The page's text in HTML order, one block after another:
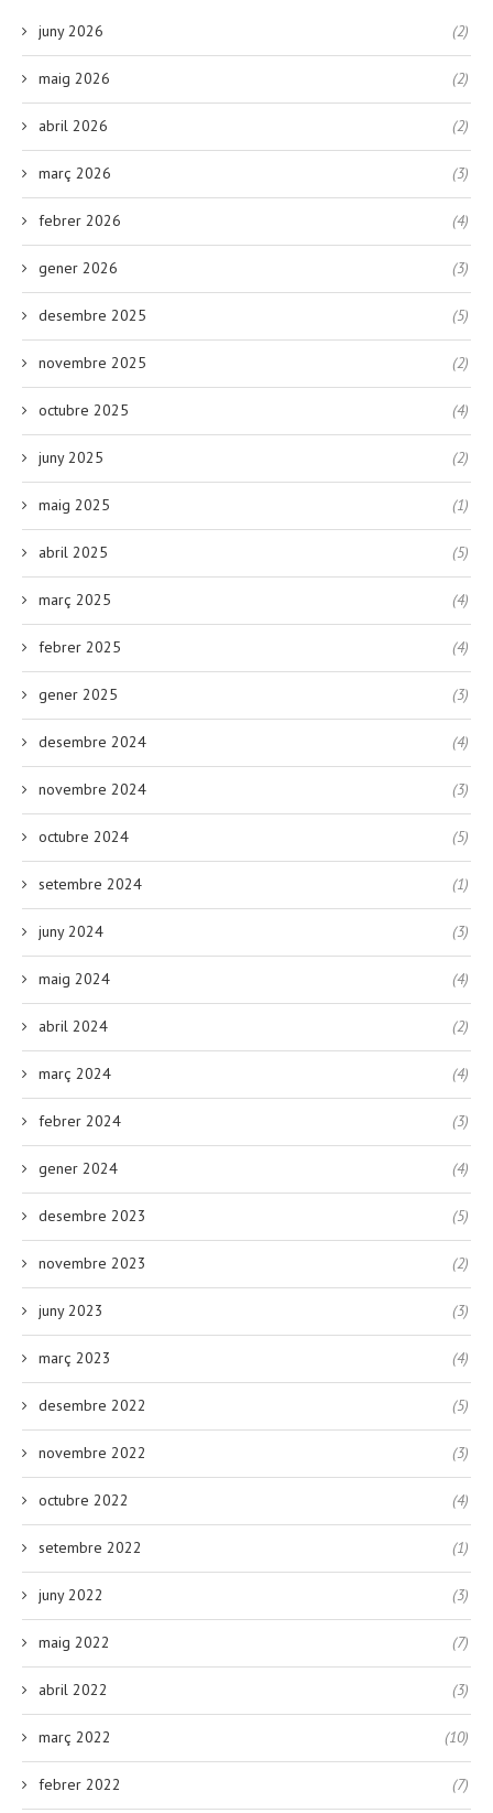
juny 2026 (2)
maig 2026 (2)
abril 2026 (2)
març 2026 (3)
febrer 2026 (4)
gener 2026 (3)
desembre 2025 (5)
novembre 2025 (2)
octubre 2025 (4)
juny 2025 (2)
maig 2025 (1)
abril 2025 (5)
març 2025 (4)
febrer 2025 (4)
gener 2025 (3)
desembre 2024 (4)
novembre 2024 (3)
octubre 2024 (5)
setembre 2024 (1)
juny 2024 (3)
maig 2024 (4)
abril 2024 (2)
març 2024 (4)
febrer 2024 (3)
gener 2024 (4)
desembre 2023 (5)
novembre 2023 (2)
juny 2023 (3)
març 2023 (4)
desembre 2022 (5)
novembre 2022 (3)
octubre 2022 (4)
setembre 2022 (1)
juny 2022 (3)
maig 2022 (7)
abril 2022 (3)
març 2022 (10)
febrer 2022 (7)